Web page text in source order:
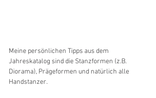
Meine persönlichen Tipps aus dem
Jahreskatalog sind die Stanzformen (z.B.
Diorama), Prägeformen und natürlich alle
Handstanzer.